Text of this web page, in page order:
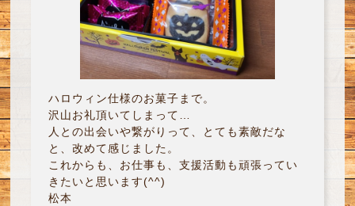
ハロウィン仕様のお菓子まで。
沢山お礼頂いてしまって…
人との出会いや繋がりって、とても素敵だな
と、改めて感じました。
これからも、お仕事も、支援活動も頑張ってい
きたいと思います(^^)
松本